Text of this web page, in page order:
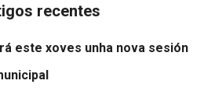
recentes
este xoves unha nova sesión